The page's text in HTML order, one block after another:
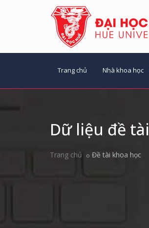
Trang chủ Nhà khoa học
Dữ liệu đề tài
Trang chủ Đề tài khoa học